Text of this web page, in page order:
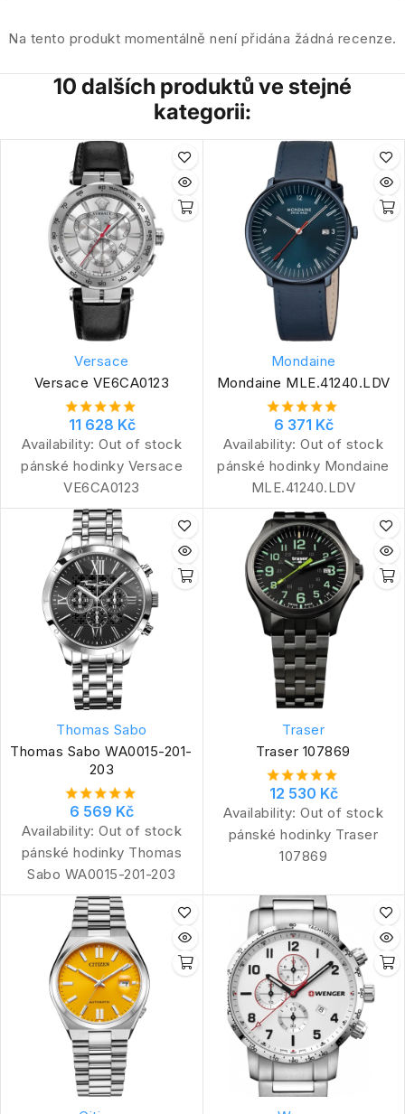
Na tento produkt momentálně není přidána žádná recenze.
10 dalších produktů ve stejné
kategorii:
Versace
Versace VE6CA0123
11 628 Kč
Availability: Out of stock
pánské hodinky Versace
VE6CA0123
Mondaine
Mondaine MLE.41240.LDV
6 371 Kč
Availability: Out of stock
pánské hodinky Mondaine
MLE.41240.LDV
Thomas Sabo
Thomas Sabo WA0015-201-
203
6 569 Kč
Availability: Out of stock
pánské hodinky Thomas
Sabo WA0015-201-203
Traser
Traser 107869
12 530 Kč
Availability: Out of stock
pánské hodinky Traser
107869